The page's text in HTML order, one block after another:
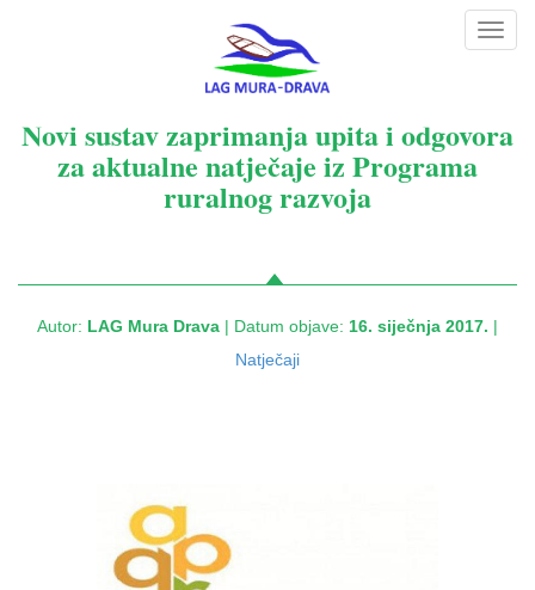
Novi sustav zaprimanja upita i odgovora
za aktualne natječaje iz Programa
ruralnog razvoja
Autor: LAG Mura Drava | Datum objave: 16. siječnja 2017. |
Natječaji